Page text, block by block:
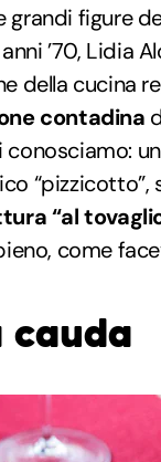
grandi figure
’70, Lidia
della cucina
contadina
conosciamo:
“pizzicotto”,
“al
come
cauda